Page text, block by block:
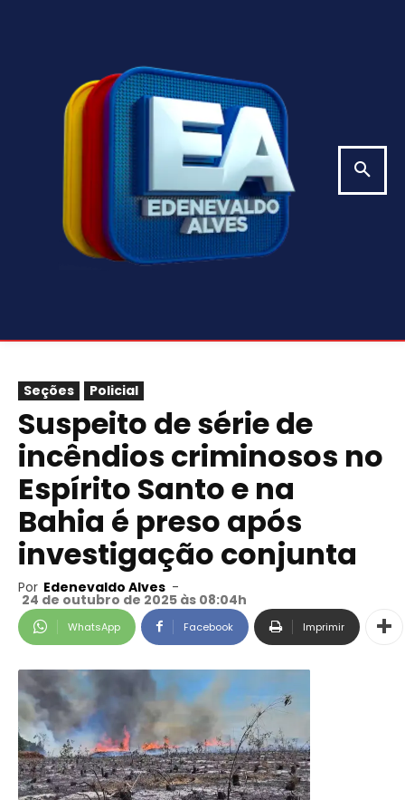
Seções Policial
Suspeito de série de
incêndios criminosos no
Espírito Santo e na
Bahia é preso após
investigação conjunta
Por Edenevaldo Alves -
24 de outubro de 2025 às 08:04h
WhatsApp Facebook Imprimir